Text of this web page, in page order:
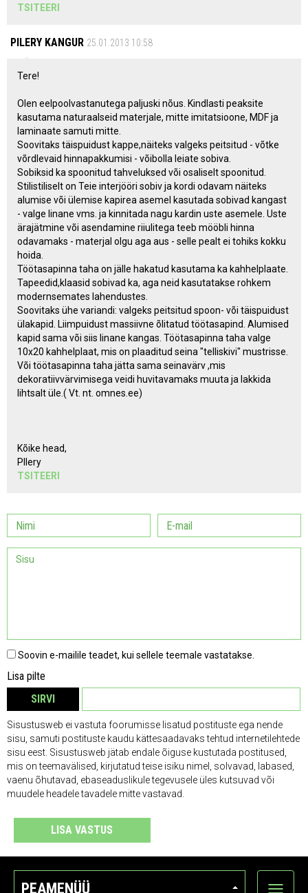
TSITEERI
PILERY KANGUR 25.01.2013 10:58
Tere!
Olen eelpoolvastanutega paljuski nõus. Kindlasti peaksite
kasutama naturaalseid materjale, mitte imitatsioone, MDF ja
laminaate samuti mitte.
Soovitaks täispuidust kappe,näiteks valgeks peitsitud - võtke
võrdlevaid hinnapakkumisi - võibolla leiate sobiva.
Sobiksid ka spoonitud tahveluksed või osaliselt spoonitud.
Stilistiliselt on Teie interjööri sobiv ja kordi odavam näiteks
alumise või ülemise kapirea asemel kasutada sobivad kangast
- valge linane vms. ja kinnitada nagu kardin uste asemele. Uste
ärajätmine või asendamine riiulitega teeb mööbli hinna
odavamaks - materjal olgu aga aus - selle pealt ei tohiks kokku
hoida.
Töötasapinna taha on jälle hakatud kasutama ka kahhelplaate.
Tapeedid,klaasid sobivad ka, aga neid kasutatakse rohkem
modernsemates lahendustes.
Soovitaks ühe variandi: valgeks peitsitud spoon- või täispuidust
ülakapid. Liimpuidust massiivne õlitatud töötasapind. Alumised
kapid sama või siis linane kangas. Töötasapinna taha valge
10x20 kahhelplaat, mis on plaaditud seina "telliskivi" mustrisse.
Või töötasapinna taha jätta sama seinavärv ,mis
dekoratiivvärvimisega veidi huvitavamaks muuta ja lakkida
lihtsalt üle.( Vt. nt. omnes.ee)
Kõike head,
PIlery
TSITEERI
Soovin e-mailile teadet, kui sellele teemale vastatakse.
Lisa pilte
SIRVI
Sisustusweb ei vastuta foorumisse lisatud postituste ega nende
sisu, samuti postituste kaudu kättesaadavaks tehtud internetilehtede
sisu eest. Sisustusweb jätab endale õiguse kustutada postitused,
mis on teemavälised, kirjutatud teise isiku nimel, solvavad, labased,
vaenu õhutavad, ebaseaduslikule tegevusele üles kutsuvad või
muudele headele tavadele mitte vastavad.
LISA VASTUS
PEAMENÜÜ Ava